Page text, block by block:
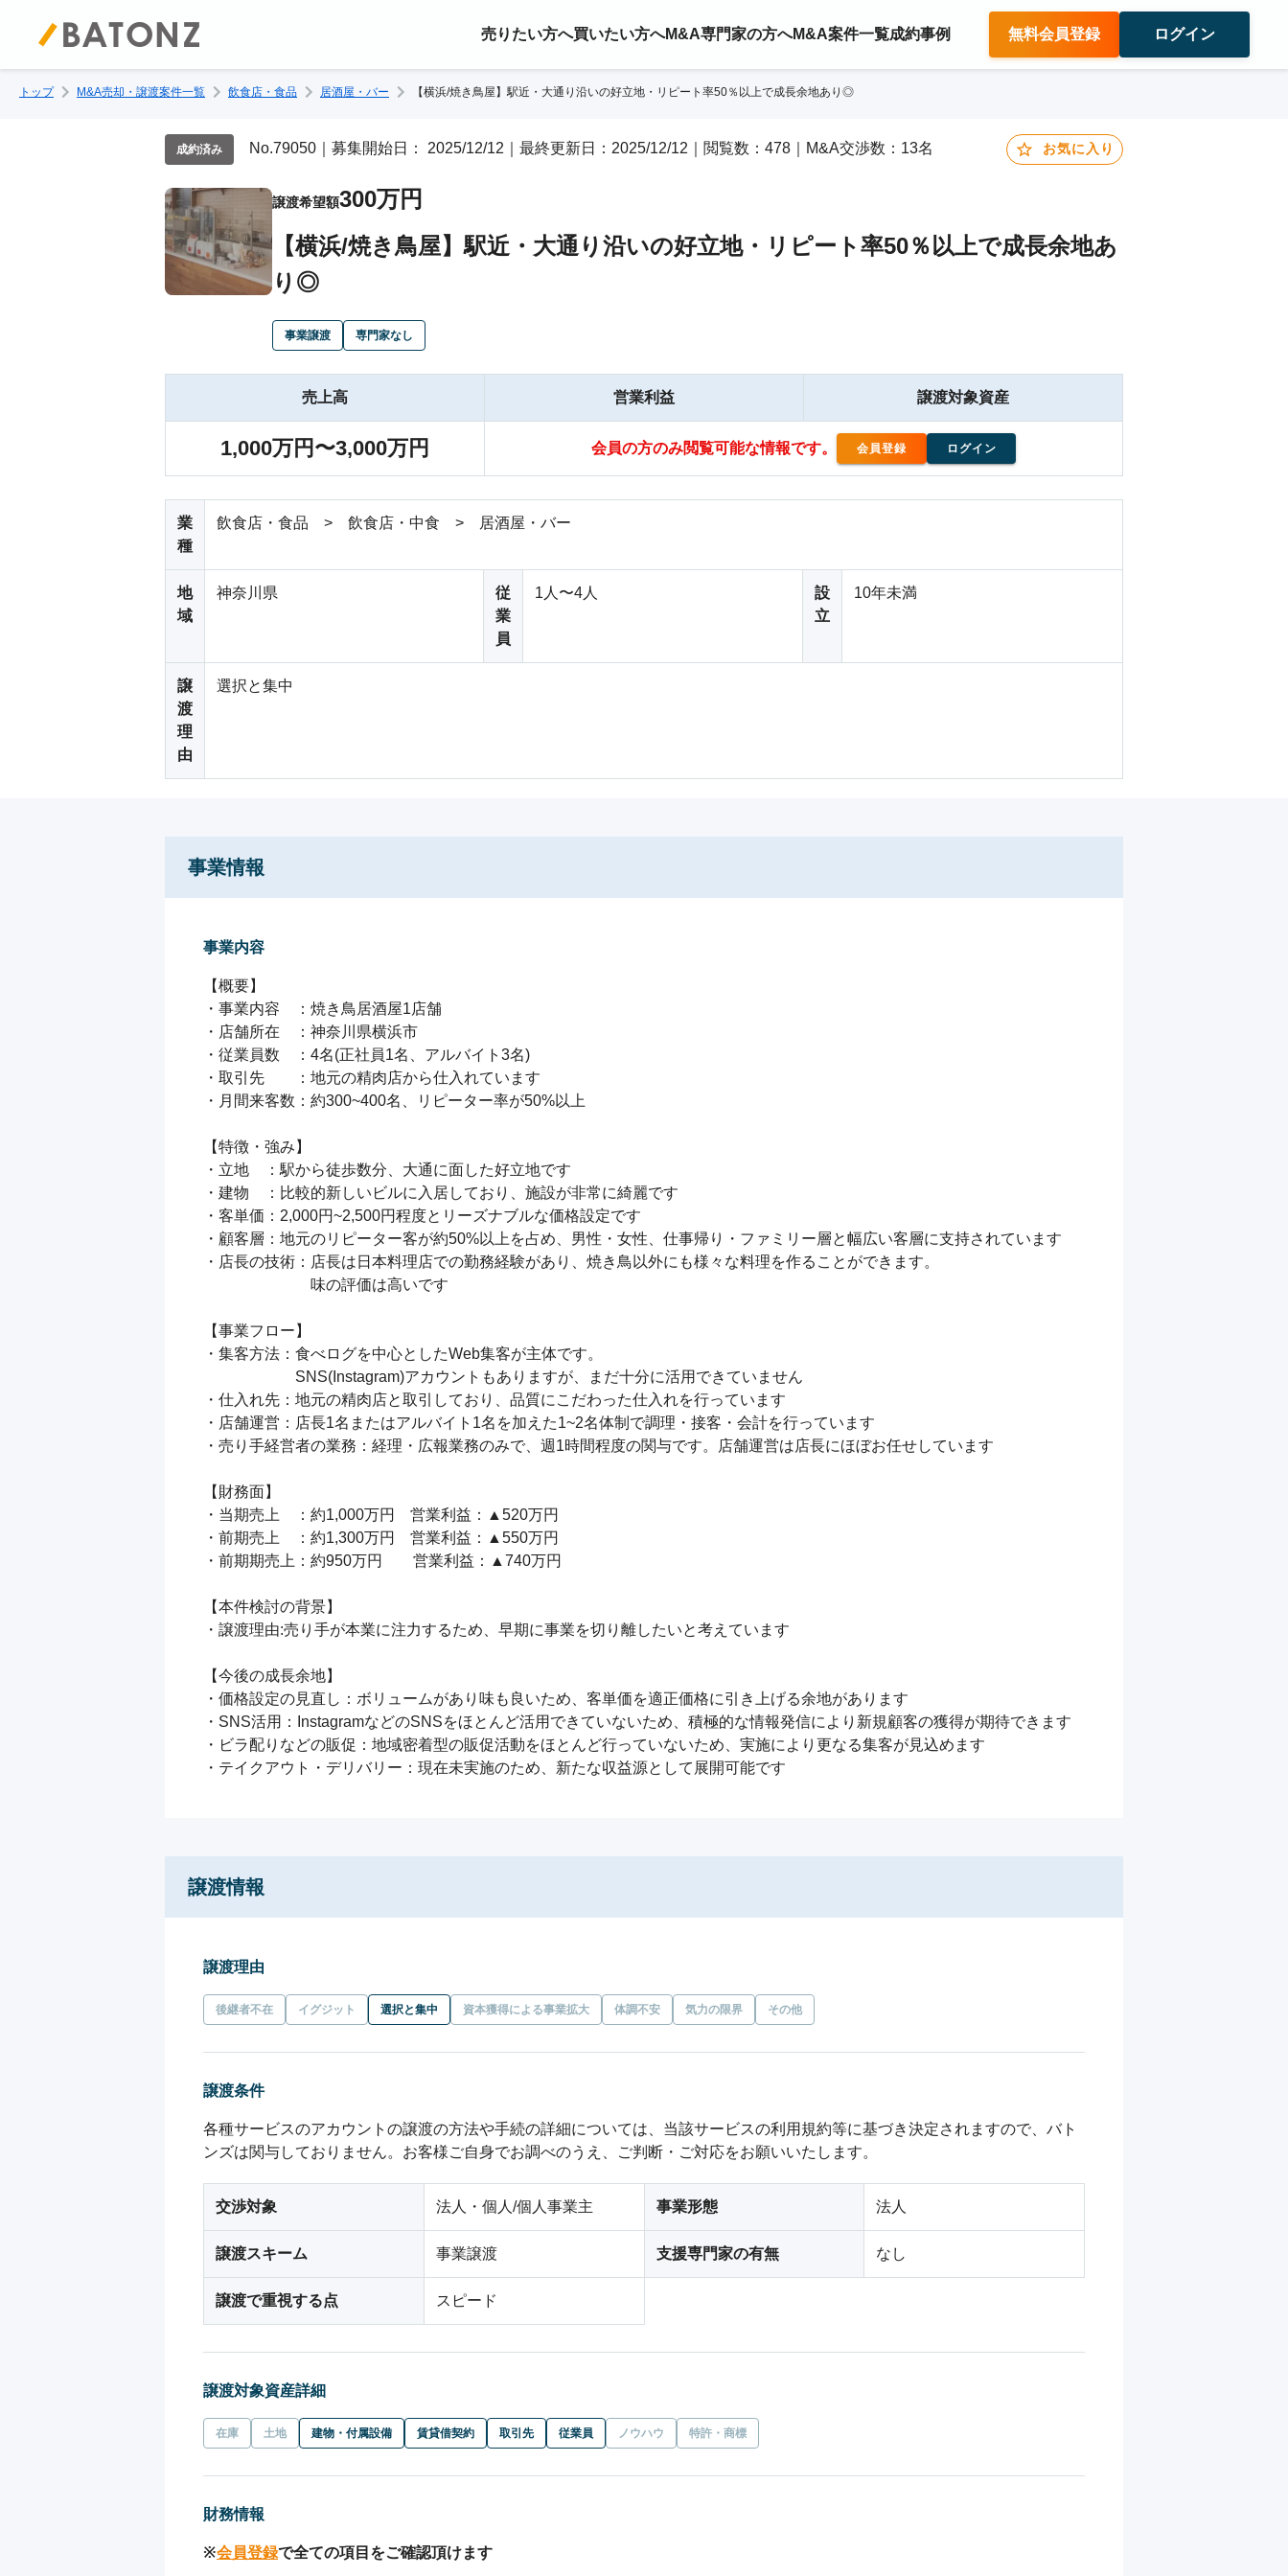
売りたい方へ買いたい方へM&A専門家の方へM&A案件一覧成約事例 無料会員登録 ログイン
トップ M&A売却・譲渡案件一覧 飲食店・食品 居酒屋・バー 【横浜/焼き鳥屋】駅近・大通り沿いの好立地・リピート率50％以上で成長余地あり◎
成約済み No.79050｜募集開始日： 2025/12/12｜最終更新日：2025/12/12｜閲覧数：478｜M&A交渉数：13名 お気に入り
譲渡希望額300万円
【横浜/焼き鳥屋】駅近・大通り沿いの好立地・リピート率50％以上で成長余地あ
り◎
事業譲渡 専門家なし
売上高
1,000万円〜3,000万円
営業利益
会員の方のみ閲覧可能な情報です。 会員登録 ログイン
譲渡対象資産
業
種
飲食店・食品 > 飲食店・中食 > 居酒屋・バー
地
域
神奈川県
従
業
員
1人〜4人
設
立
10年未満
譲
渡
理
由
選択と集中
事業情報
事業内容
【概要】
・事業内容　：焼き鳥居酒屋1店舗
・店舗所在　：神奈川県横浜市
・従業員数　：4名(正社員1名、アルバイト3名)
・取引先　　：地元の精肉店から仕入れています
・月間来客数：約300~400名、リピーター率が50%以上
【特徴・強み】
・立地　：駅から徒歩数分、大通に面した好立地です
・建物　：比較的新しいビルに入居しており、施設が非常に綺麗です
・客単価：2,000円~2,500円程度とリーズナブルな価格設定です
・顧客層：地元のリピーター客が約50%以上を占め、男性・女性、仕事帰り・ファミリー層と幅広い客層に支持されています
・店長の技術：店長は日本料理店での勤務経験があり、焼き鳥以外にも様々な料理を作ることができます。
味の評価は高いです
【事業フロー】
・集客方法：食べログを中心としたWeb集客が主体です。
SNS(Instagram)アカウントもありますが、まだ十分に活用できていません
・仕入れ先：地元の精肉店と取引しており、品質にこだわった仕入れを行っています
・店舗運営：店長1名またはアルバイト1名を加えた1~2名体制で調理・接客・会計を行っています
・売り手経営者の業務：経理・広報業務のみで、週1時間程度の関与です。店舗運営は店長にほぼお任せしています
【財務面】
・当期売上　：約1,000万円　営業利益：▲520万円
・前期売上　：約1,300万円　営業利益：▲550万円
・前期期売上：約950万円　　営業利益：▲740万円
【本件検討の背景】
・譲渡理由:売り手が本業に注力するため、早期に事業を切り離したいと考えています
【今後の成長余地】
・価格設定の見直し：ボリュームがあり味も良いため、客単価を適正価格に引き上げる余地があります
・SNS活用：InstagramなどのSNSをほとんど活用できていないため、積極的な情報発信により新規顧客の獲得が期待できます
・ビラ配りなどの販促：地域密着型の販促活動をほとんど行っていないため、実施により更なる集客が見込めます
・テイクアウト・デリバリー：現在未実施のため、新たな収益源として展開可能です
譲渡情報
譲渡理由
後継者不在 イグジット 選択と集中 資本獲得による事業拡大 体調不安 気力の限界 その他
譲渡条件
各種サービスのアカウントの譲渡の方法や手続の詳細については、当該サービスの利用規約等に基づき決定されますので、バト
ンズは関与しておりません。お客様ご自身でお調べのうえ、ご判断・ご対応をお願いいたします。
交渉対象 法人・個人/個人事業主 事業形態 法人
譲渡スキーム 事業譲渡 支援専門家の有無 なし
譲渡で重視する点 スピード
譲渡対象資産詳細
在庫 土地 建物・付属設備 賃貸借契約 取引先 従業員 ノウハウ 特許・商標
財務情報
※会員登録で全ての項目をご確認頂けます